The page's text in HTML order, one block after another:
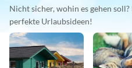
Nicht sicher, wohin es gehen soll?
perfekte Urlaubsideen!